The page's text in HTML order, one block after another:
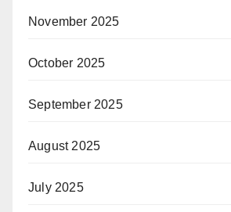
November 2025
October 2025
September 2025
August 2025
July 2025